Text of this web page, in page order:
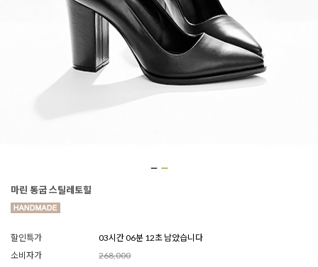
마린 통굽 스틸레토힐
할인특가
03시간 06분 10초 남았습니다
소비자가
268,000